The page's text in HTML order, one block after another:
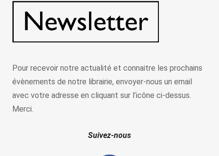
Pour recevoir notre actualité et connaitre les prochains
évènements de notre librairie, envoyer-nous un email
avec votre adresse en cliquant sur l’icône ci-dessus.
Merci.
Suivez-nous